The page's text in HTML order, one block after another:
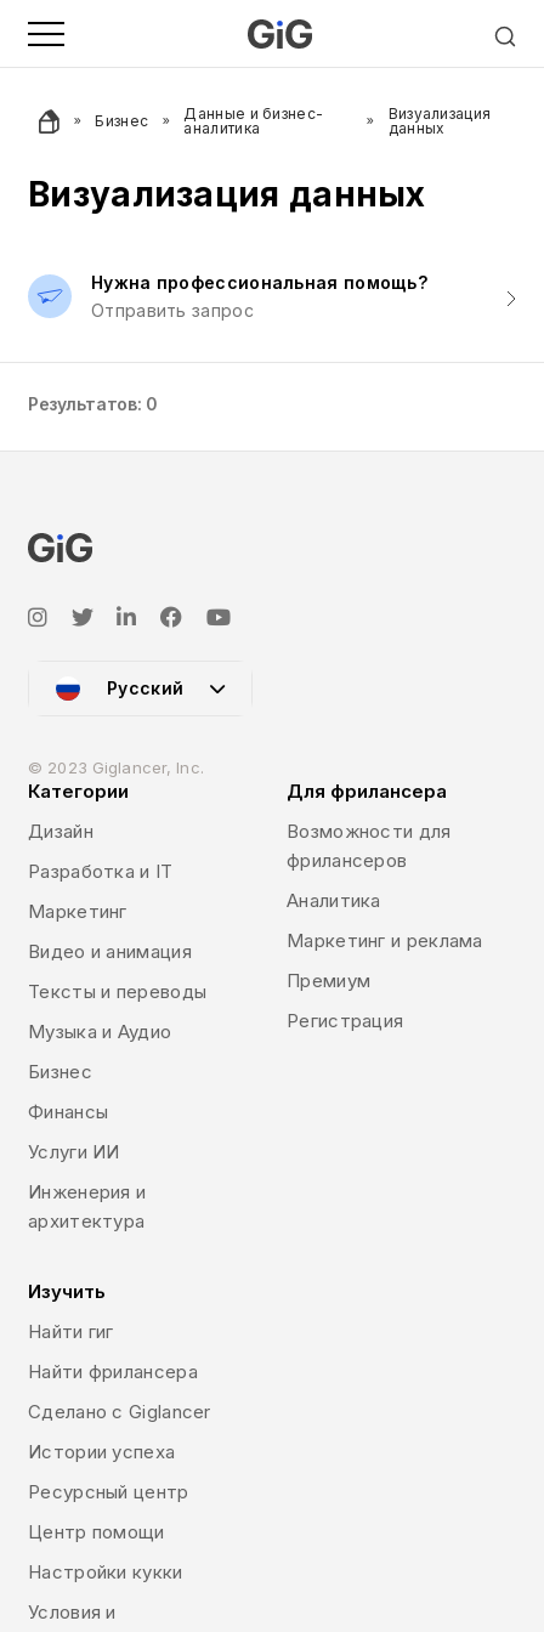
Бизнес
Данные и бизнес-
аналитика
Визуализация
данных
Визуализация данных
Нужна профессиональная помощь?
Отправить запрос
Результатов: 0
Русский
© 2023 Giglancer, Inc.
Категории
Дизайн
Разработка и IT
Маркетинг
Видео и анимация
Тексты и переводы
Музыка и Аудио
Бизнес
Финансы
Услуги ИИ
Инженерия и
архитектура
Для фрилансера
Возможности для
фрилансеров
Аналитика
Маркетинг и реклама
Премиум
Регистрация
Изучить
Найти гиг
Найти фрилансера
Сделано с Giglancer
Истории успеха
Ресурсный центр
Центр помощи
Настройки кукки
Условия и